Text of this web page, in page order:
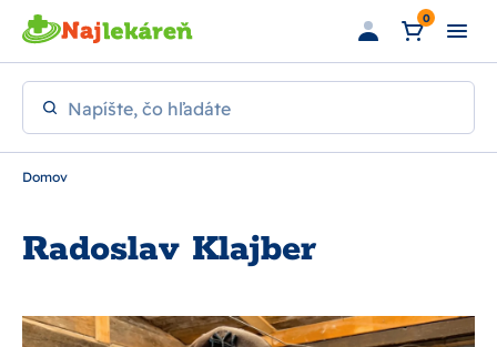
Preskočiť na hlavný obsah 0
Napíšte, čo hľadáte
Domov
Radoslav Klajber